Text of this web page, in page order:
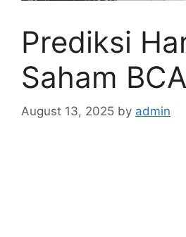
Prediksi
Saham BCA
August 13, 2025 by admin